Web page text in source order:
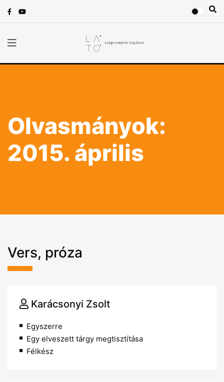
Olvasmányok:
2015. április
Vers, próza
Karácsonyi Zsolt
Egyszerre
Egy elveszett tárgy megtisztítása
Félkész